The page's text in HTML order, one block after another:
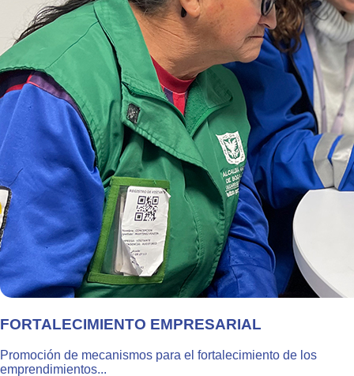
FORTALECIMIENTO EMPRESARIAL
Promoción de mecanismos para el fortalecimiento de los
emprendimientos...